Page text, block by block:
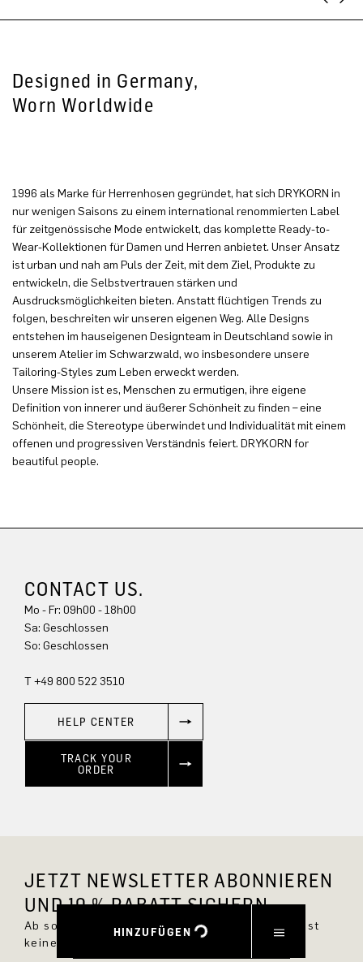
HINZUFÜGEN
Designed in Germany,
Worn Worldwide
1996 als Marke für Herrenhosen gegründet, hat sich DRYKORN in
nur wenigen Saisons zu einem international renommierten Label
für zeitgenössische Mode entwickelt, das komplette Ready-to-
Wear-Kollektionen für Damen und Herren anbietet. Unser Ansatz
ist urban und nah am Puls der Zeit, mit dem Ziel, Produkte zu
entwickeln, die Selbstvertrauen stärken und
Ausdrucksmöglichkeiten bieten. Anstatt flüchtigen Trends zu
folgen, beschreiten wir unseren eigenen Weg. Alle Designs
entstehen im hauseigenen Designteam in Deutschland sowie in
unserem Atelier im Schwarzwald, wo insbesondere unsere
Tailoring-Styles zum Leben erweckt werden.
Unsere Mission ist es, Menschen zu ermutigen, ihre eigene
Definition von innerer und äußerer Schönheit zu finden – eine
Schönheit, die Stereotype überwindet und Individualität mit einem
offenen und progressiven Verständnis feiert. DRYKORN for
beautiful people.
CONTACT US.
Mo - Fr: 09h00 - 18h00
Sa: Geschlossen
So: Geschlossen
T +49 800 522 3510
HELP CENTER
TRACK YOUR
ORDER
JETZT NEWSLETTER ABONNIEREN
UND 10 % RABATT SICHERN.
Ab sofort bist Du immer up to date und verpasst
keine neuen Styles im DRYKORN Online Shop.